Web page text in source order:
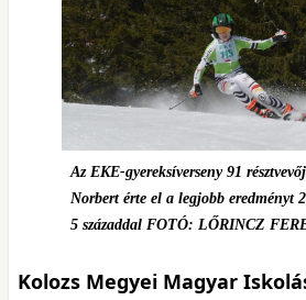
Az EKE-gyereksíverseny 91
Norbert érte el a legjobb eredményt
5 századdal FOTÓ: LŐRINCZ
Kolozs Megyei Magyar